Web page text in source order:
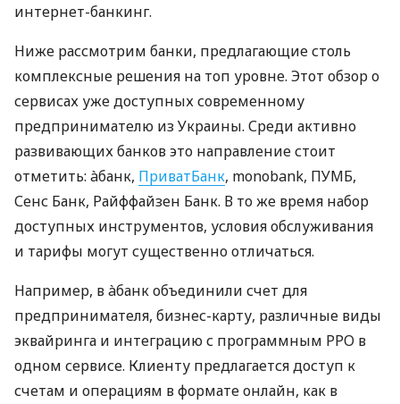
интернет-банкинг.
Ниже рассмотрим банки, предлагающие столь
комплексные решения на топ уровне. Этот обзор о
сервисах уже доступных современному
предпринимателю из Украины. Среди активно
развивающих банков это направление стоит
отметить: àбанк, ПриватБанк, monobank, ПУМБ,
Сенс Банк, Райффайзен Банк. В то же время набор
доступных инструментов, условия обслуживания
и тарифы могут существенно отличаться.
Например, в àбанк объединили счет для
предпринимателя, бизнес-карту, различные виды
эквайринга и интеграцию с программным РРО в
одном сервисе. Клиенту предлагается доступ к
счетам и операциям в формате онлайн, как в